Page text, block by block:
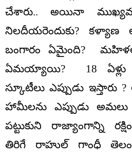
చేశారు.. అయినా
నిలదీయరెందుకు? కళ్యాణ
బంగారం ఏమైంది?
ఏమయ్యాయి? 18 ఏళ్లు
స్కూటీలు ఎప్పుడు ఇస్తారు
హామీలను ఎప్పుడు అమలు
పట్టుకుని రాజ్యాంగాన్ని
తిరిగే రాహుల్ గాంధీ